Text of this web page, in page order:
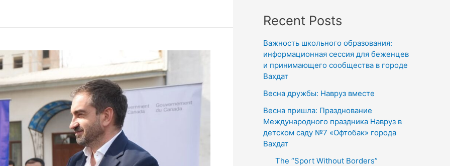
Recent Posts
Важность школьного образования:
информационная сессия для беженцев
и принимающего сообщества в городе
Вахдат
Весна дружбы: Навруз вместе
Весна пришла: Празднование
Международного праздника Навруз в
детском саду №7 «Офтобак» города
Вахдат
The “Sport Without Borders”